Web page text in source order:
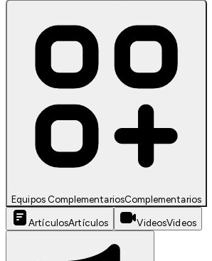
Equipos ComplementariosComplementarios
ArtículosArtículos VideosVideos